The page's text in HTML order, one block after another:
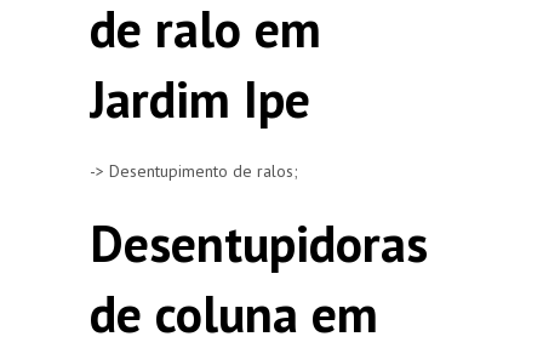
de ralo em
Jardim Ipe
-> Desentupimento de ralos;
Desentupidoras
de coluna em